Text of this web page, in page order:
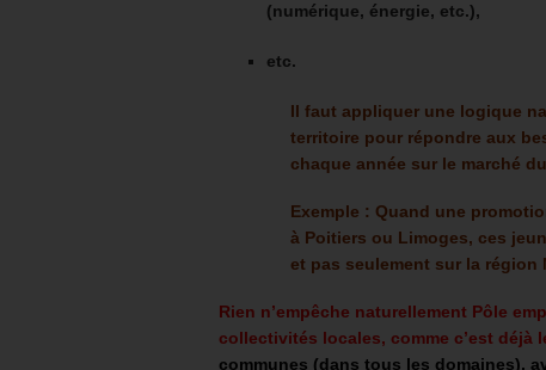
(numérique, énergie, etc.),
etc.
Il faut appliquer une logique
territoire pour répondre aux
chaque année sur le marché
Exemple : Quand une
à Poitiers ou Limoges, ces
et pas seulement sur la région
Rien n’empêche naturellement Pôle
collectivités locales, comme c’est déjà
communes (dans tous les domaines),